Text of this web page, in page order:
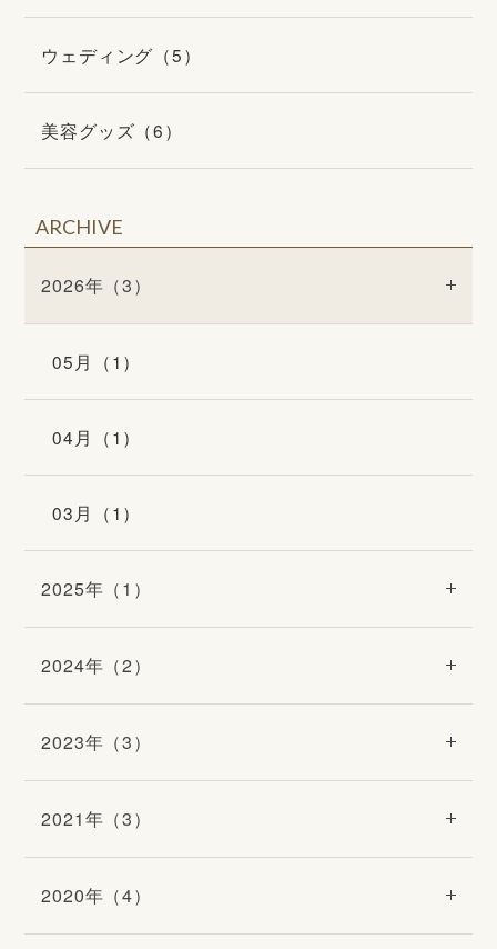
ウェディング（5）
美容グッズ（6）
ARCHIVE
2026年（3）
05月（1）
04月（1）
03月（1）
2025年（1）
2024年（2）
2023年（3）
2021年（3）
2020年（4）